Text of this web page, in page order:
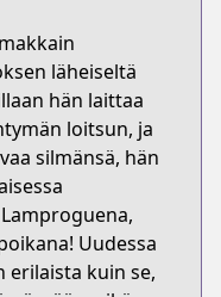
läheiseltä
hän laittaa
loitsun, ja
silmänsä, hän
Uudessa
erilaista kuin se,